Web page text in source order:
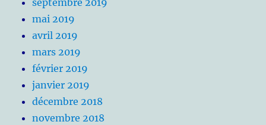
septembre 2019
mai 2019
avril 2019
mars 2019
février 2019
janvier 2019
décembre 2018
novembre 2018